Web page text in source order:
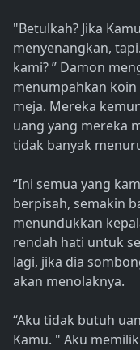
"Betulkah? Jika
menyenangkan,
kami? ” Damon
menumpahkan
meja. Mereka
uang yang mereka
tidak banyak
“Ini semua yang
berpisah, semakin
menundukkan
rendah hati untuk
lagi, jika dia
akan menolaknya.
“Aku tidak butuh
Kamu. " Aku